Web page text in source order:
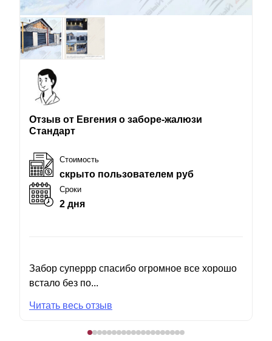
Отзыв от Евгения о заборе-жалюзи
Стандарт
Стоимость
скрыто пользователем руб
Сроки
2 дня
Забор суперрр спасибо огромное все хорошо
встало без по...
Читать весь отзыв